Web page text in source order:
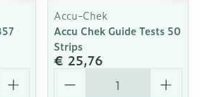
Accu-Chek
Accu Chek Guide Tests 50
Strips
€ 25,76
Aantal